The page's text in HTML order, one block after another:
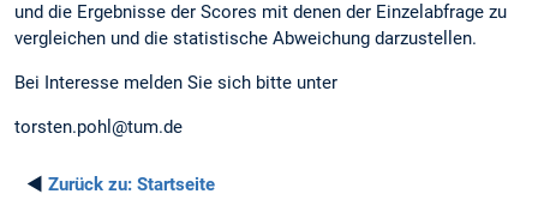
und die Ergebnisse der Scores mit denen der Einzelabfrage zu
vergleichen und die statistische Abweichung darzustellen.
Bei Interesse melden Sie sich bitte unter
torsten.pohl@tum.de
◄ Zurück zu: Startseite